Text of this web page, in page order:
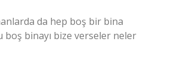
da hep boş bir bina
boş binayı bize verseler neler